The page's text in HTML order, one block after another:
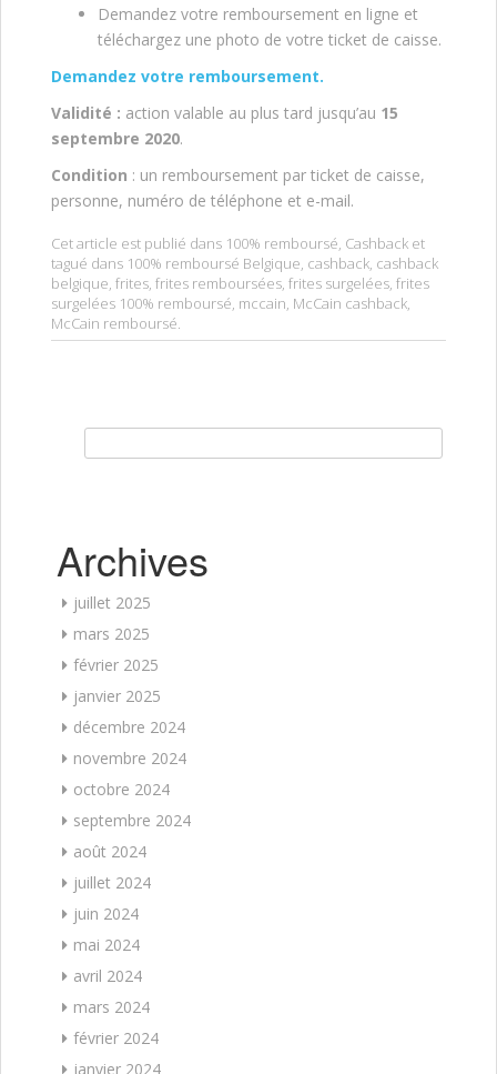
Demandez votre remboursement en ligne et
téléchargez une photo de votre ticket de caisse.
Demandez votre remboursement.
Validité : action valable au plus tard jusqu’au 15
septembre 2020.
Condition : un remboursement par ticket de caisse,
personne, numéro de téléphone et e-mail.
Cet article est publié dans 100% remboursé, Cashback et
tagué dans 100% remboursé Belgique, cashback, cashback
belgique, frites, frites remboursées, frites surgelées, frites
surgelées 100% remboursé, mccain, McCain cashback,
McCain remboursé.
Archives
juillet 2025
mars 2025
février 2025
janvier 2025
décembre 2024
novembre 2024
octobre 2024
septembre 2024
août 2024
juillet 2024
juin 2024
mai 2024
avril 2024
mars 2024
février 2024
janvier 2024